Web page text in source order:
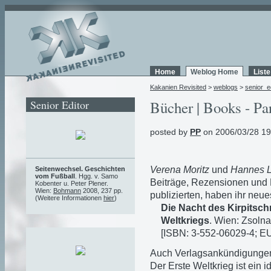
Home Weblog Home
Kakanien Revisited > weblogs >
Bücher | Books -
posted by PP on 2006/03/28
Verena Moritz und Hannes
Beiträge, Rezensionen
publizierten, haben ihr
Die Nacht des
Weltkriegs. Wien:
[ISBN: 3-552-06029-4;
Auch
Der Erste Weltkrieg ist ein
Senior Editor
Seitenwechsel. Geschichten
vom Fußball . Hgg. v. Samo
Kobenter u. Peter Plener.
Wien: Bohmann 2008, 237 pp.
(Weitere Informationen hier)